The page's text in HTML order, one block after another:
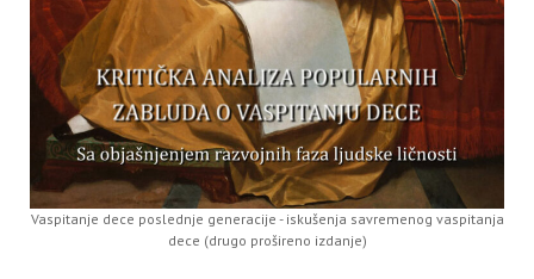
Vaspitanje dece poslednje generacije - iskušenja savremenog vaspitanja
dece (drugo prošireno izdanje)